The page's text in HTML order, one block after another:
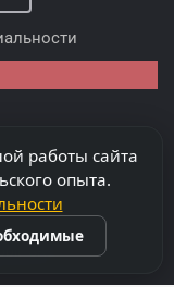
работы сайта
опыта.
SRL